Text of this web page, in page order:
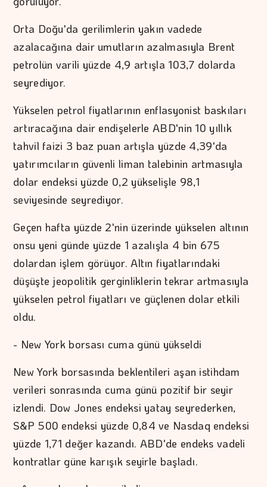
Orta Doğu'da gerilimlerin yakın vadede
azalacağına dair umutların azalmasıyla Brent
petrolün varili yüzde 4,9 artışla 103,7 dolarda
seyrediyor.
Yükselen petrol fiyatlarının enflasyonist baskıları
artıracağına dair endişelerle ABD'nin 10 yıllık
tahvil faizi 3 baz puan artışla yüzde 4,39'da
yatırımcıların güvenli liman talebinin artmasıyla
dolar endeksi yüzde 0,2 yükselişle 98,1
seviyesinde seyrediyor.
Geçen hafta yüzde 2'nin üzerinde yükselen altının
onsu yeni günde yüzde 1 azalışla 4 bin 675
dolardan işlem görüyor. Altın fiyatlarındaki
düşüşte jeopolitik gerginliklerin tekrar artmasıyla
yükselen petrol fiyatları ve güçlenen dolar etkili
oldu.
- New York borsası cuma günü yükseldi
New York borsasında beklentileri aşan istihdam
verileri sonrasında cuma günü pozitif bir seyir
izlendi. Dow Jones endeksi yatay seyrederken,
S&P 500 endeksi yüzde 0,84 ve Nasdaq endeksi
yüzde 1,71 değer kazandı. ABD'de endeks vadeli
kontratlar güne karışık seyirle başladı.